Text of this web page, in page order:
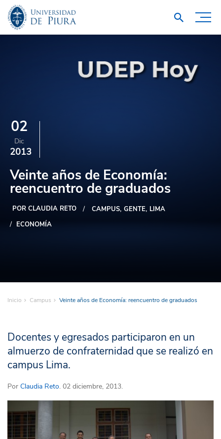
02
Dic
2013
Veinte años de Economía:
reencuentro de graduados
POR CLAUDIA RETO CAMPUS GENTE LIMA
ECONOMÍA
Inicio Campus Veinte años de Economía: reencuentro de graduados
Docentes y egresados participaron en un
almuerzo de confraternidad que se realizó en
campus Lima.
Por Claudia Reto. 02 diciembre, 2013.